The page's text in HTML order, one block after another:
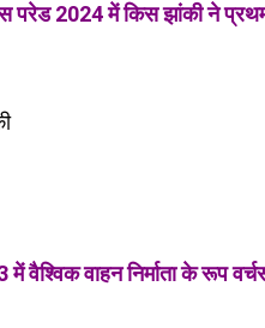
परेड 2024 में किस झांकी ने
वैश्विक वाहन निर्माता के रूप